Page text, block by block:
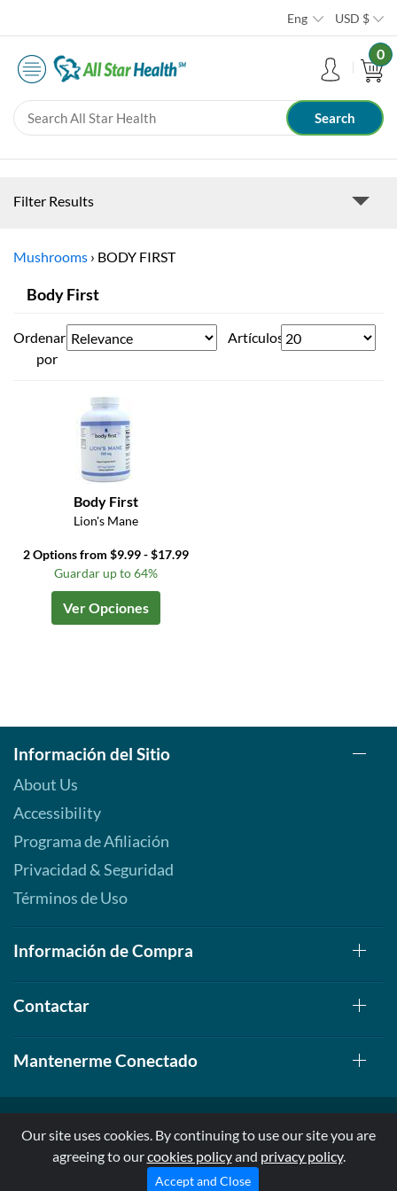
Eng USD $
0
Filter Results
Mushrooms › BODY FIRST
Body First
Ordenar
por
Artículos
Body First
Lion's Mane
2 Options from $9.99 - $17.99
Guardar up to 64%
Ver Opciones
Información del Sitio
About Us
Accessibility
Programa de Afiliación
Privacidad & Seguridad
Términos de Uso
Información de Compra
Contactar
Mantenerme Conectado
© 1999-2026, AllStarHealth.com | All Rights Reserved
* Estas declaraciones no han sido evaluadas por la FDA
Our site uses cookies. By continuing to use our site you are
agreeing to ourcookies policyand privacy policy.
Accept and Close